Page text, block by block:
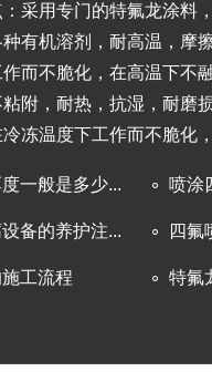
采用专门的特氟龙涂料
有机溶剂，耐高温，摩
而不脆化，在高温下不
附，耐热，抗湿，耐磨
冻温度下工作而不脆化
一般是多少... 喷涂
备的养护注... 四氟
工流程 特氟